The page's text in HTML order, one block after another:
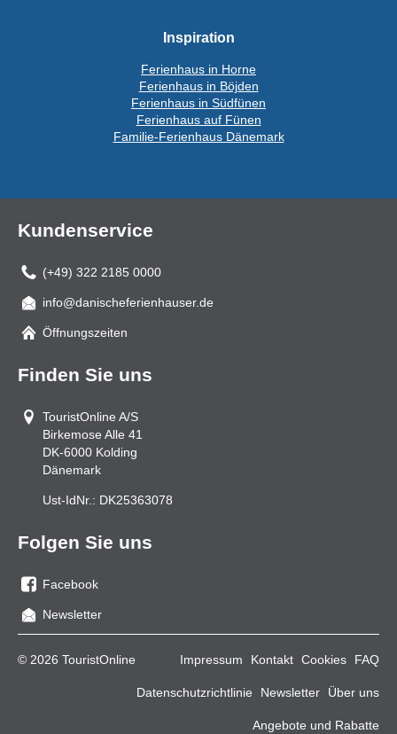
Inspiration
Ferienhaus in Horne
Ferienhaus in Böjden
Ferienhaus in Südfünen
Ferienhaus auf Fünen
Familie-Ferienhaus Dänemark
Kundenservice
(+49) 322 2185 0000
Mail
info@danischeferienhauser.de
Öffnungszeiten
Finden Sie uns
TouristOnline A/S
Birkemose Alle 41
DK-6000 Kolding
Dänemark
Ust-IdNr.: DK25363078
Folgen Sie uns
Sie
uns
Facebook
Newsletter
© 2026 TouristOnline Impressum Kontakt Cookies FAQ
Datenschutzrichtlinie Newsletter Über uns
Angebote und Rabatte